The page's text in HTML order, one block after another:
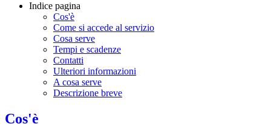
Indice pagina
Cos'è
Come si accede al servizio
Cosa serve
Tempi e scadenze
Contatti
Ulteriori informazioni
A cosa serve
Descrizione breve
Cos'è